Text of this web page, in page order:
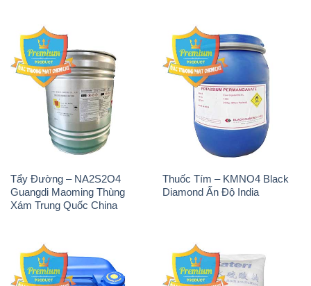
Tẩy Đường – NA2S2O4
Guangdi Maoming Thùng
Xám Trung Quốc China
Thuốc Tím – KMNO4 Black
Diamond Ấn Độ India